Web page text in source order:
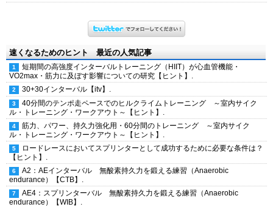
速くなるためのヒント 最近の人気記事
短期間の高強度インターバルトレーニング（HIIT）が心血管機能・
VO2max・筋力に及ぼす影響についての研究【ヒント】.
30+30インターバル【itv】.
40分間のテンポ走ペースでのヒルクライムトレーニング ～室内サイク
ル・トレーニング・ワークアウト～【ヒント】.
筋力、パワー、持久力強化用・60分間のトレーニング ～室内サイク
ル・トレーニング・ワークアウト～【ヒント】.
ロードレースにおいてスプリンターとして成功するために必要な条件は？
【ヒント】.
A2：AEインターバル 無酸素持久力を鍛える練習（Anaerobic
endurance）【CTB】.
AE4：スプリンターバル 無酸素持久力を鍛える練習（Anaerobic
endurance）【WIB】.